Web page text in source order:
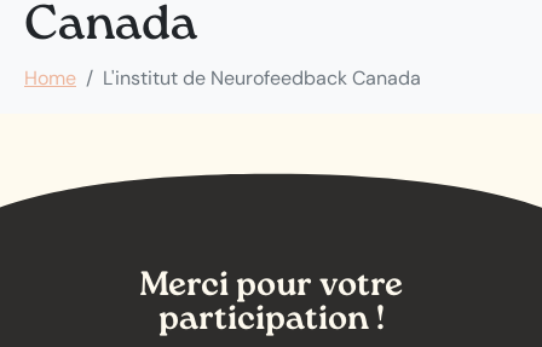
Canada
Home L'institut de Neurofeedback Canada
Merci pour votre
participation !